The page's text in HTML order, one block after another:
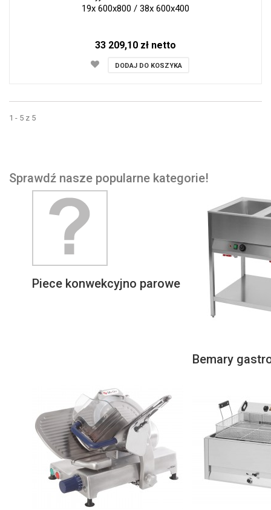
19x 600x800 / 38x 600x400
33 209,10 zł netto
DODAJ DO KOSZYKA
1 - 5 z 5
Sprawdź nasze popularne kategorie!
Piece konwekcyjno parowe
Bemary